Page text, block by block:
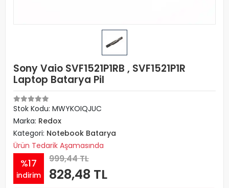
Sony Vaio SVF1521P1RB , SVF1521P1R
Laptop Batarya Pil
Stok Kodu: MWYKOIQJUC
Marka: Redox
Kategori: Notebook Batarya
Ürün Tedarik Aşamasında
%17
indirim
999,44 TL
828,48 TL